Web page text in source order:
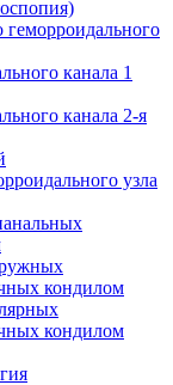
канала 1
канала 2-я
узла
кондилом
кондилом